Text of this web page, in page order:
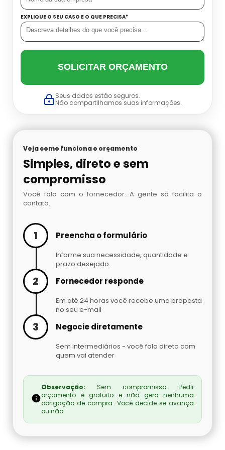
Conjunto Autônomo Valor
Distribuidora De Conjunto Autônomo
Proteção Respiratória Autônoma
Acetileno Para Absorção Atômica
Venda De Nitrogênio Gasoso
Argônio Analítico
Argônio Líquido
Nitrogênio Líquido Preço
Cilindro De Gás Carbônico Para Chopp
Gás Hélio Comprar
Cilindro De Gás Para Chopeira Preço
Cilindro De Gás Para Chopp
Gases Especiais
Cilindro De Oxigenio Medicinal Portátil
Cilindro De Oxigenio Portatil Aluguel
Comprar Cilindro De Oxigênio
Cilindro De Oxigenio Valor
Cilindro Oxigenio 3 Litros
Cilindro Ar
Cilindro De Oxigênio 3 Litros
Cilindro De Oxigênio Hospitalar Para Alugar
Cilindro De Oxigenio Medicinal 50 Litros
Cilindro De Oxigênio Para Inalação
Cilindro De Oxigênio Para Inalação Preço
Cilindro Oxigenio Medicinal 3 Litros
Preço De Cilindro De Oxigênio Medicinal
Preço De Cilindro De Oxigênio
Onde Comprar Ar Mandado
Preço De Ar Mandado
EXPLIQUE O SEU CASO E O QUE PRECISA*
SOLICITAR ORÇAMENTO
Seus dados estão seguros.
Não compartilhamos suas informações.
Veja como funciona o orçamento
Simples, direto e sem
compromisso
Você fala com o fornecedor. A gente só facilita o
contato.
1 Preencha o formulário
Informe sua necessidade, quantidade e
prazo desejado.
2 Fornecedor responde
Em até 24 horas você recebe uma proposta
no seu e-mail
3 Negocie diretamente
Sem intermediários - você fala direto com
quem vai atender
Observação: Sem compromisso. Pedir
orçamento é gratuito e não gera nenhuma
obrigação de compra. Você decide se avança
ou não.